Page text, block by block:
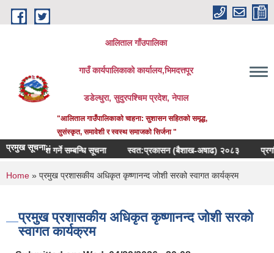
Skip to main content
आलिताल गाँउपालिका
गाउँ कार्यपालिकाको कार्यालय,भिमदत्तपूर
डडेल्धुरा, सुदुरपश्चिम प्रदेश, नेपाल
"आलिताल गाउँपालिकाको चाहना: सुशासन सहितको समृद्ध,
सुसंस्कृत, समावेशी र स्वस्थ समाजको सिर्जना "
प्रमुख सूचना::
रेट पेश गर्ने सम्बन्धि सूचना स्वत:प्रकासन (बैशाख-अषाढ) २०८३ प्रगति
You are here
Home » प्रमुख प्रशासकीय अधिकृत कृष्णानन्द जोशी सरको स्वागत कार्यक्रम
प्रमुख प्रशासकीय अधिकृत कृष्णानन्द जोशी सरको
स्वागत कार्यक्रम